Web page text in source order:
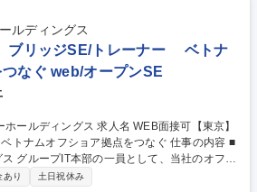
策定や意思決定に資するインサイト提供およ
体のデータ分析を通じた、ユーザー体験の改
策の提案■A/Bテストの設計・実施による施策
ルディングス
ブリッジSE/トレーナー ベトナ
なぐ web/オープンSE
求人名 WEB面接可【東京】
オフショア拠点をつなぐ 仕事の内容 ■
グループIT本部の一員として、当社のオフシ
ハノイシステムセンター（Zensho HSC）との
あり 土日祝休み